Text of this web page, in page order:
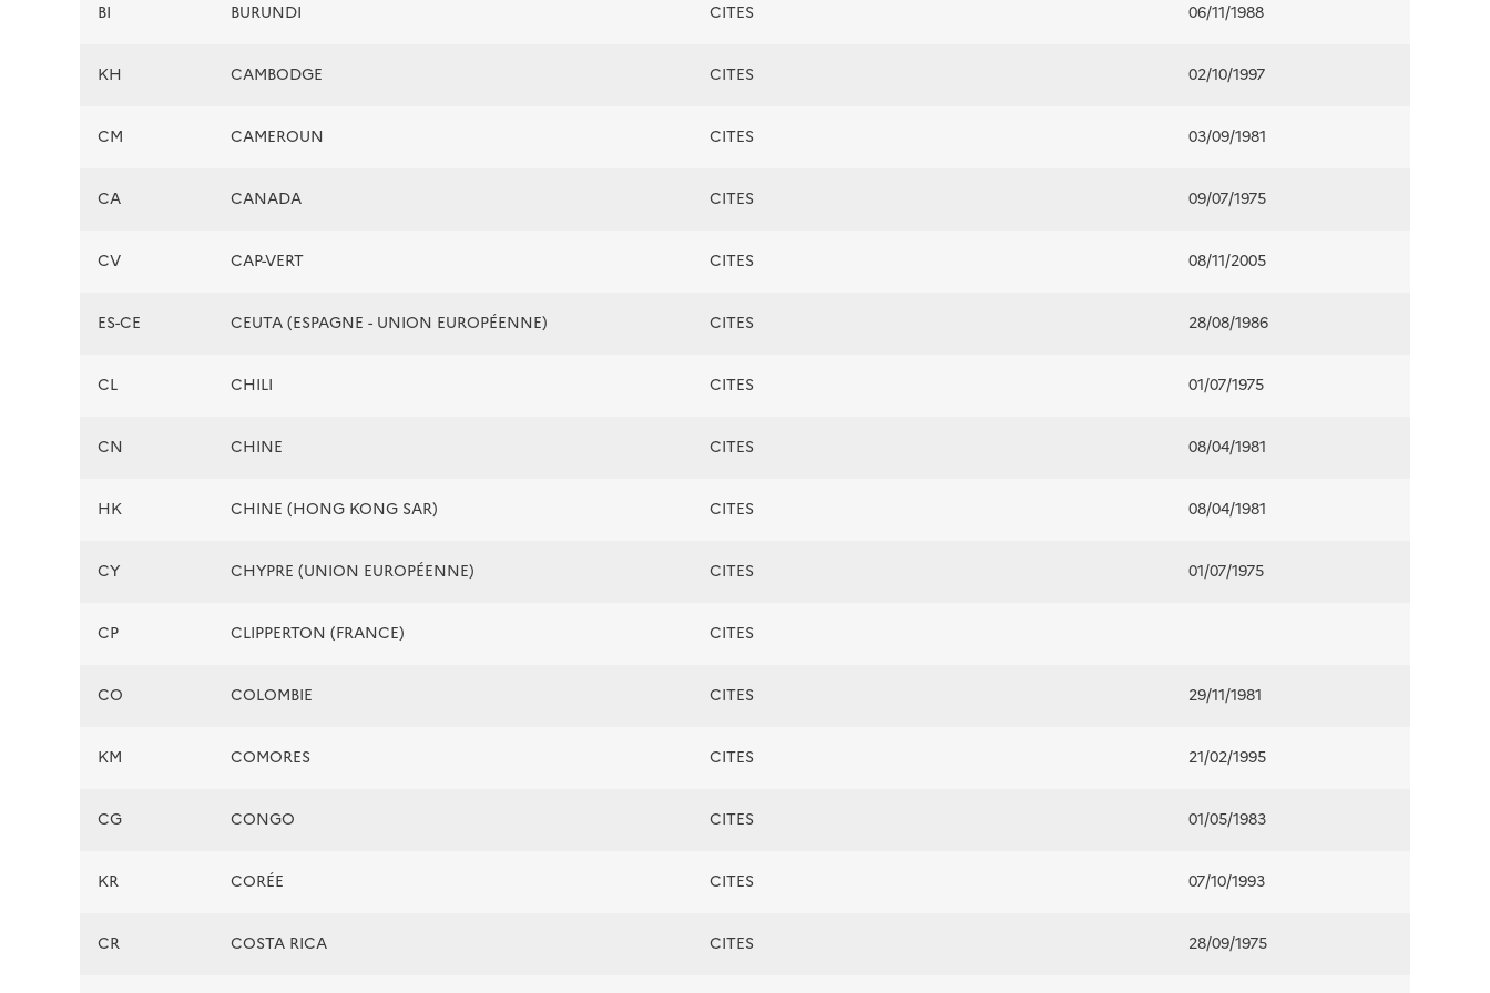
BI BURUNDI CITES 06/11/1988
KH CAMBODGE CITES 02/10/1997
CM CAMEROUN CITES 03/09/1981
CA CANADA CITES 09/07/1975
CV CAP-VERT CITES 08/11/2005
ES-CE CEUTA (ESPAGNE - UNION EUROPÉENNE) CITES 28/08/1986
CL CHILI CITES 01/07/1975
CN CHINE CITES 08/04/1981
HK CHINE (HONG KONG SAR) CITES 08/04/1981
CY CHYPRE (UNION EUROPÉENNE) CITES 01/07/1975
CP CLIPPERTON (FRANCE) CITES
CO COLOMBIE CITES 29/11/1981
KM COMORES CITES 21/02/1995
CG CONGO CITES 01/05/1983
KR CORÉE CITES 07/10/1993
CR COSTA RICA CITES 28/09/1975